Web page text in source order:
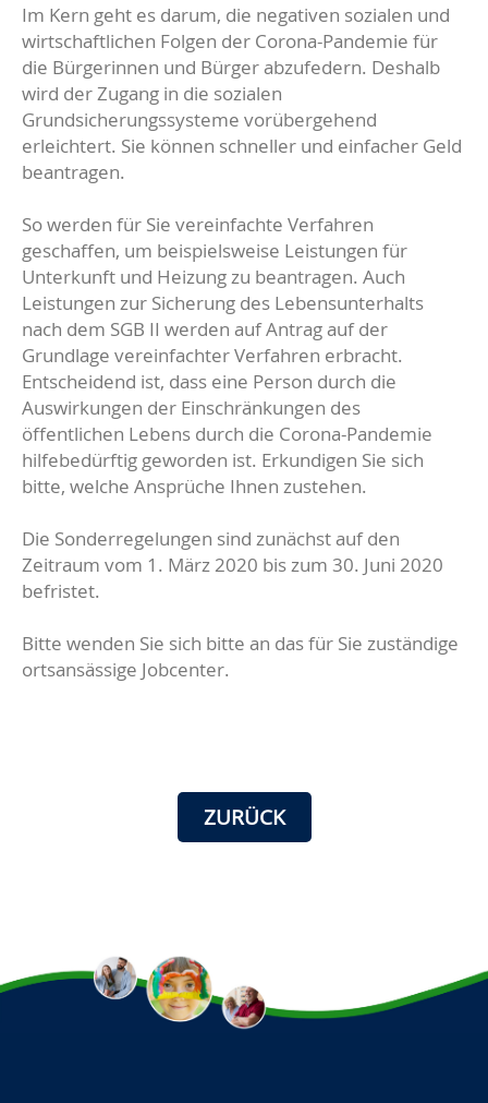
Im Kern geht es darum, die negativen sozialen und
wirtschaftlichen Folgen der Corona-Pandemie für
die Bürgerinnen und Bürger abzufedern. Deshalb
wird der Zugang in die sozialen
Grundsicherungssysteme vorübergehend
erleichtert. Sie können schneller und einfacher Geld
beantragen.
So werden für Sie vereinfachte Verfahren
geschaffen, um beispielsweise Leistungen für
Unterkunft und Heizung zu beantragen. Auch
Leistungen zur Sicherung des Lebensunterhalts
nach dem SGB II werden auf Antrag auf der
Grundlage vereinfachter Verfahren erbracht.
Entscheidend ist, dass eine Person durch die
Auswirkungen der Einschränkungen des
öffentlichen Lebens durch die Corona-Pandemie
hilfebedürftig geworden ist. Erkundigen Sie sich
bitte, welche Ansprüche Ihnen zustehen.
Die Sonderregelungen sind zunächst auf den
Zeitraum vom 1. März 2020 bis zum 30. Juni 2020
befristet.
Bitte wenden Sie sich bitte an das für Sie zuständige
ortsansässige Jobcenter.
ZURÜCK